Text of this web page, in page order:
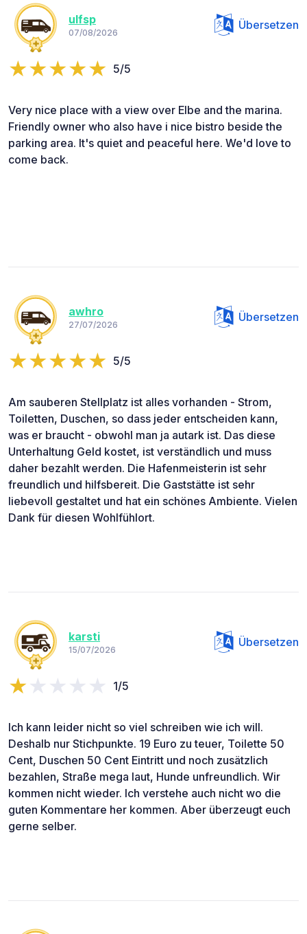
ulfsp
07/08/2026
Übersetzen
5/5
Very nice place with a view over Elbe and the marina.
Friendly owner who also have i nice bistro beside the
parking area. It's quiet and peaceful here. We'd love to
come back.
awhro
27/07/2026
Übersetzen
5/5
Am sauberen Stellplatz ist alles vorhanden - Strom,
Toiletten, Duschen, so dass jeder entscheiden kann,
was er braucht - obwohl man ja autark ist. Das diese
Unterhaltung Geld kostet, ist verständlich und muss
daher bezahlt werden. Die Hafenmeisterin ist sehr
freundlich und hilfsbereit. Die Gaststätte ist sehr
liebevoll gestaltet und hat ein schönes Ambiente. Vielen
Dank für diesen Wohlfühlort.
karsti
15/07/2026
Übersetzen
1/5
Ich kann leider nicht so viel schreiben wie ich will.
Deshalb nur Stichpunkte. 19 Euro zu teuer, Toilette 50
Cent, Duschen 50 Cent Eintritt und noch zusätzlich
bezahlen, Straße mega laut, Hunde unfreundlich. Wir
kommen nicht wieder. Ich verstehe auch nicht wo die
guten Kommentare her kommen. Aber überzeugt euch
gerne selber.